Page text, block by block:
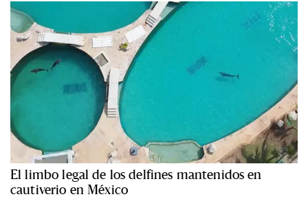
El limbo legal de los delfines mantenidos en
cautiverio en México